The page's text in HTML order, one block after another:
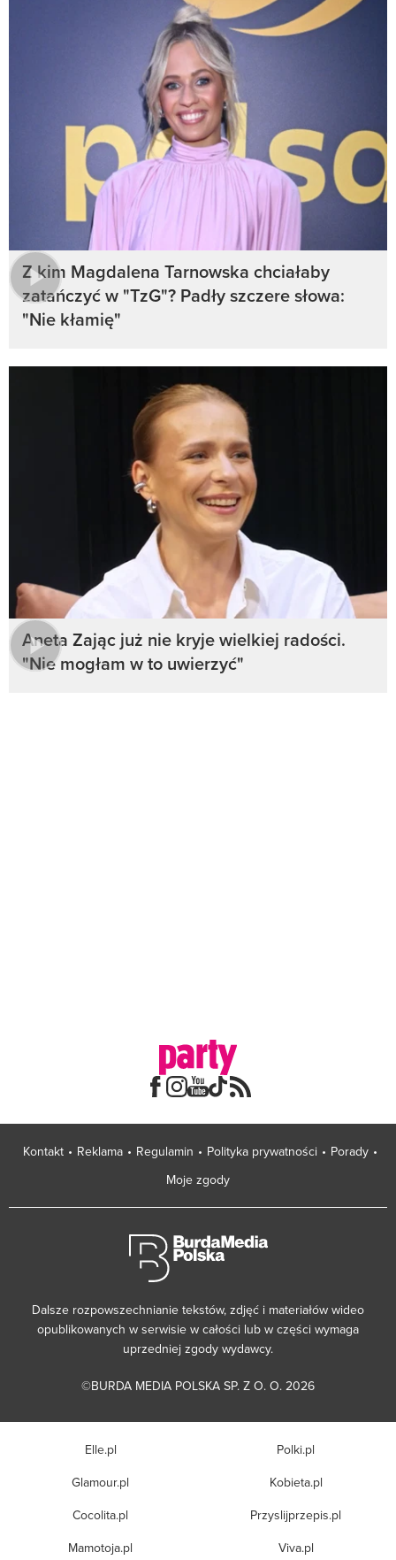
Z kim Magdalena Tarnowska chciałaby
zatańczyć w "TzG"? Padły szczere słowa:
"Nie kłamię"
Aneta Zając już nie kryje wielkiej radości.
"Nie mogłam w to uwierzyć"
Kontakt Reklama Regulamin Polityka prywatności
Porady
Moje zgody
Dalsze rozpowszechnianie tekstów, zdjęć i materiałów wideo
opublikowanych w serwisie w całości lub w części wymaga
uprzedniej zgody wydawcy.
©BURDA MEDIA POLSKA SP. Z O. O. 2026
Elle.pl
Glamour.pl
Cocolita.pl
Mamotoja.pl
Polki.pl
Kobieta.pl
Przyslijprzepis.pl
Viva.pl